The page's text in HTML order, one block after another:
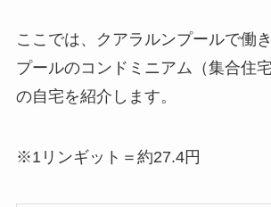
ここでは、クアラルンプールで働
プールのコンドミニアム（集合住
の自宅を紹介します。
※1リンギット＝約27.4円